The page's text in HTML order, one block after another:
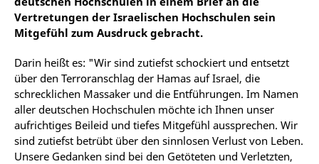
Vertretungen der Israelischen Hochschulen sein
Mitgefühl zum Ausdruck gebracht.
Darin heißt es: "Wir sind zutiefst schockiert und entsetzt
über den Terroranschlag der Hamas auf Israel, die
schrecklichen Massaker und die Entführungen. Im Namen
aller deutschen Hochschulen möchte ich Ihnen unser
aufrichtiges Beileid und tiefes Mitgefühl aussprechen. Wir
sind zutiefst betrübt über den sinnlosen Verlust von Leben.
Unsere Gedanken sind bei den Getöteten und Verletzten,